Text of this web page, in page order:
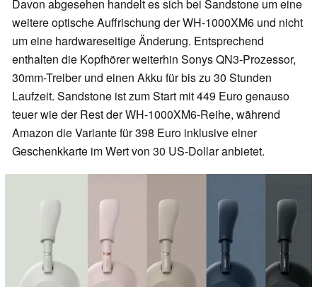
Davon abgesehen handelt es sich bei Sandstone um eine
weitere optische Auffrischung der WH-1000XM6 und nicht
um eine hardwareseitige Änderung. Entsprechend
enthalten die Kopfhörer weiterhin Sonys QN3-Prozessor,
30mm-Treiber und einen Akku für bis zu 30 Stunden
Laufzeit. Sandstone ist zum Start mit 449 Euro genauso
teuer wie der Rest der WH-1000XM6-Reihe, während
Amazon die Variante für 398 Euro inklusive einer
Geschenkkarte im Wert von 30 US-Dollar anbietet.